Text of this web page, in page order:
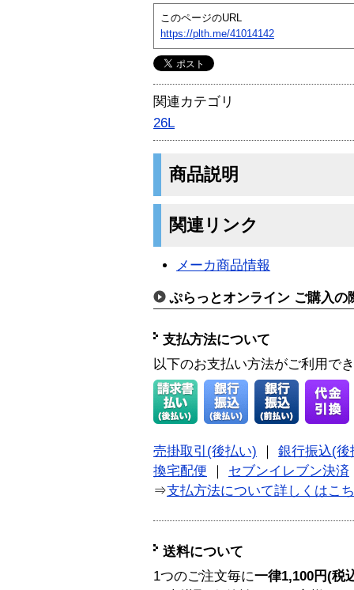
このページのURL
https://plth.me/41014142
関連カテゴリ
26L
商品説明
関連リンク
メーカ商品情報
ぷらっとオンライン ご購入の
支払方法について
以下のお支払い方法がご利用で
売掛取引(後払い)
銀行振込(後
換宅配便
セブンイレブン決済
⇒支払方法について詳しくはこ
送料について
1つのご注文毎に一律1,100円(税